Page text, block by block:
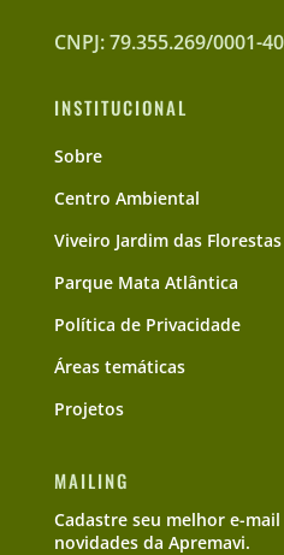
CNPJ: 79.355.269/0001-40
INSTITUCIONAL
Sobre
Centro Ambiental
Viveiro Jardim das Florestas
Parque Mata Atlântica
Política de Privacidade
Áreas temáticas
Projetos
MAILING
Cadastre seu melhor e-
novidades da Apremavi.